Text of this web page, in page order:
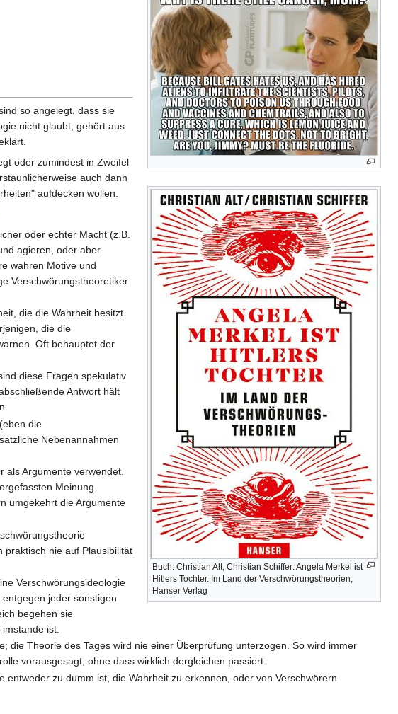
Buch: Christian Alt, Christian Schiffer: Angela Merkel ist
Hitlers Tochter. Im Land der Verschwörungstheorien,
Hanser Verlag
so angelegt, dass sie
nicht glaubt, gehört aus
oder zumindest in Zweifel
auch dann
aufdecken wollen.
oder echter Macht (z.B.
agieren, oder aber
wahren Motive und
Verschwörungstheoretiker
die die Wahrheit besitzt.
die die
Oft behauptet der
diese Fragen spekulativ
Antwort hält
die
Nebenannahmen
als Argumente verwendet.
Meinung
umgekehrt die Argumente
praktisch nie auf Plausibilität
Verschwörungsideologie
jeder sonstigen
begehen sie
ist.
die Theorie des Tages wird nie einer Überprüfung unterzogen. So wird immer
vorausgesagt, ohne dass wirklich dergleichen passiert.
zu dumm ist, die Wahrheit zu erkennen, oder von Verschwörern